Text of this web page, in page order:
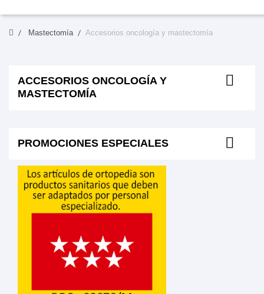
Mastectomía Accesorios oncología y mastectomía
ACCESORIOS ONCOLOGÍA Y
MASTECTOMÍA
PROMOCIONES ESPECIALES